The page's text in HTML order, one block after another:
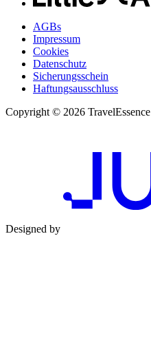
AGBs
Impressum
Cookies
Datenschutz
Sicherungsschein
Haftungsausschluss
Copyright © 2026 TravelEssence
Designed by